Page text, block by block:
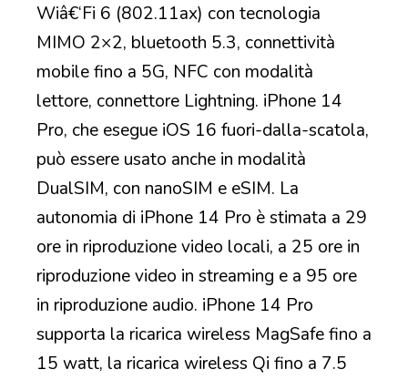
Wiâ€‘Fi 6 (802.11ax) con tecnologia
MIMO 2×2, bluetooth 5.3, connettività
mobile fino a 5G, NFC con modalità
lettore, connettore Lightning. iPhone 14
Pro, che esegue iOS 16 fuori-dalla-scatola,
può essere usato anche in modalità
DualSIM, con nanoSIM e eSIM. La
autonomia di iPhone 14 Pro è stimata a 29
ore in riproduzione video locali, a 25 ore in
riproduzione video in streaming e a 95 ore
in riproduzione audio. iPhone 14 Pro
supporta la ricarica wireless MagSafe fino a
15 watt, la ricarica wireless Qi fino a 7.5